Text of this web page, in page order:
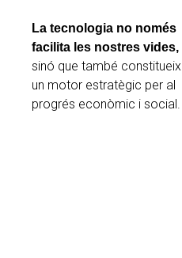
La tecnologia no només
facilita les nostres vides,
sinó que també constitueix
un motor estratègic per al
progrés econòmic i social.